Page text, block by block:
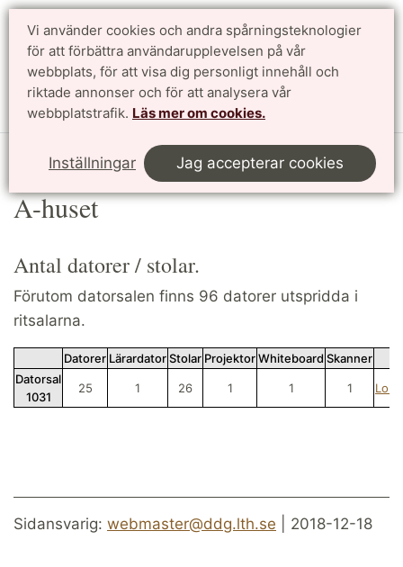
Vi använder cookies och andra spårningsteknologier
för att förbättra användarupplevelsen på vår
webbplats, för att visa dig personligt innehåll och
riktade annonser och för att analysera vår
webbplatstrafik. Läs mer om cookies.
Inställningar Jag accepterar cookies
Sök
Datorsalar
A-huset
Antal datorer / stolar.
Förutom datorsalen finns 96 datorer utspridda i
ritsalarna.
Datorer LärardatorStolar ProjektorWhiteboard Skanner
Datorsal
1031
25 1 26 1 1 1
Sidansvarig: webmaster@ddg.lth.se | 2018-12-18